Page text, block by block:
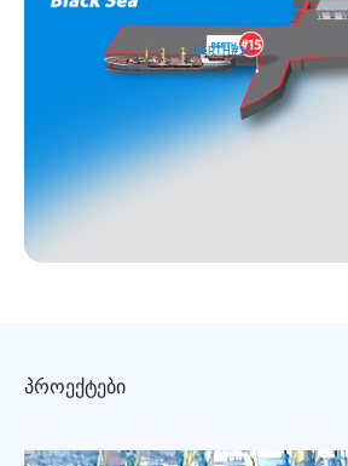
BERTH#15
პროექტები